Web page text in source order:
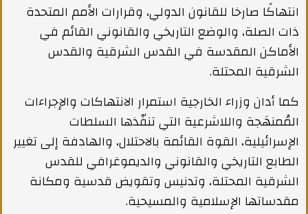
انتهاكًا صارخا للقانون الدولي، وقرارات الأمم المتحدة
ذات الصلة، والوضع التاريخي والقانوني القائم في
الأماكن المقدسة في القدس الشرقية والقدس
الشرقية المحتلة.
كما أدان وزراء الخارجية استمرار الانتهاكات والإجراءات
المُمنهَجة واللاشرعية التي تنفّذها السلطات
الإسرائيلية، القوة القائمة بالاحتلال، والهادفة إلى تغيير
الطابع التاريخي والقانوني والديموغرافي للقدس
الشرقية المحتلة، وتدنيس وتقويض قدسية ومكانة
مقدساتها الإسلامية والمسيحية.